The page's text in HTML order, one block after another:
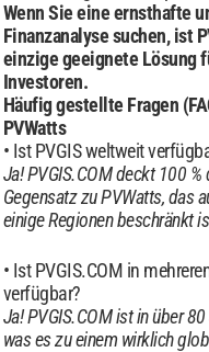
Wenn Sie eine ernsthafte
Finanzanalyse suchen, ist
einzige geeignete Lösung
Investoren.
Häufig gestellte Fragen
PVWatts
Ist PVGIS weltweit
Ja! PVGIS.COM deckt 100 %
Gegensatz zu PVWatts, das
einige Regionen beschränkt
Ist PVGIS.COM in
verfügbar?
Ja! PVGIS.COM ist in über
was es zu einem wirklich